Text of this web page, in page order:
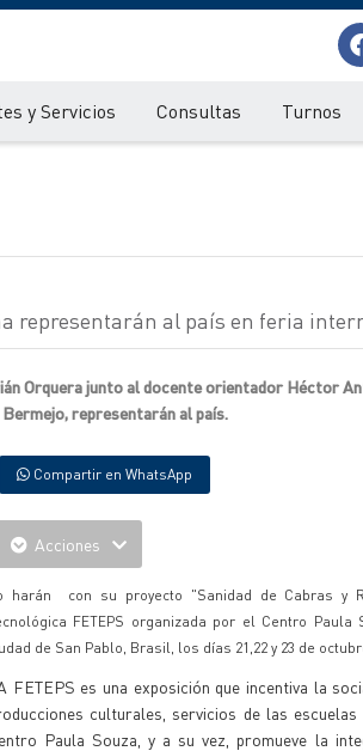
y Servicios Consultas Turnos
representarán al país en feria
Orquera junto al docente orientador Héctor
representarán al país.
Compartir en WhatsApp
Acciones
harán con su proyecto "Sanidad de Cabras y
FETEPS organizada por el Centro
de San Pablo, Brasil, los días 21,22 y 23 de
FETEPS es una exposición que incentiva la
culturales, servicios de las
Paula Souza, y a su vez, promueve la